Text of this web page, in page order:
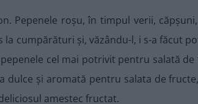
Pepenele roșu, în timpul verii,
cumpărături și, văzându-l, i s-a făcut
cel mai potrivit pentru salată de
dulce și aromată pentru salata de
amestec fructat.